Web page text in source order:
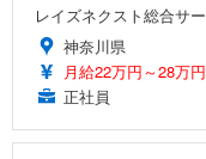
レイズネクスト総合サ
神奈川県
月給22万円～28万円
正社員